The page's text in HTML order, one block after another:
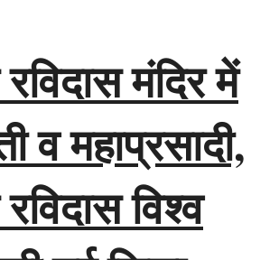
मंदिर में
व महाप्रसादी,
विश्व